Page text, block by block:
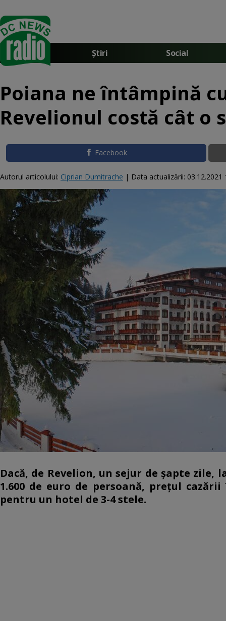
Știri Social
Poiana ne întâmpină
Revelionul costă cât o
Facebook
Autorul articolului: Ciprian Dumitrache | Data actualizării: 03.12.2021
Dacă, de Revelion, un sejur de şapte
1.600 de euro de per­soa­nă, prețul
pentru un hotel de 3-4 stele.